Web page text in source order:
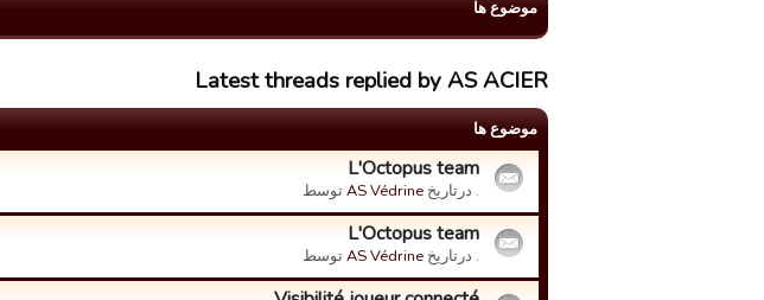
موضوع ها
Latest threads replied by AS ACIER
موضوع ها
L'Octopus team
. درتاریخ AS Védrineتوسط
L'Octopus team
. درتاریخ AS Védrineتوسط